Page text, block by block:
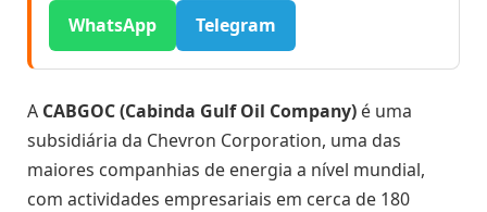
WhatsApp
Telegram
A CABGOC (Cabinda Gulf Oil Company) é uma
subsidiária da Chevron Corporation, uma das
maiores companhias de energia a nível mundial,
com actividades empresariais em cerca de 180